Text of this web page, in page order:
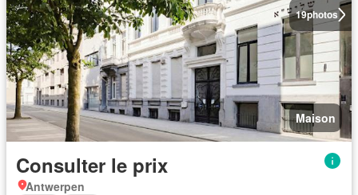
19photos
Maison
Consulter le prix
Antwerpen